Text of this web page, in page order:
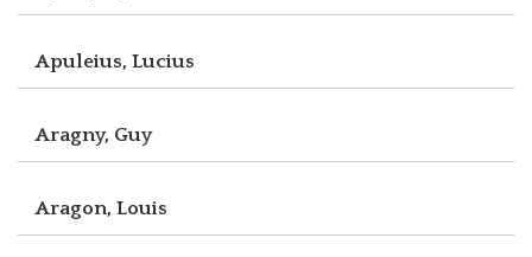
Apuleius, Lucius
Aragny, Guy
Aragon, Louis